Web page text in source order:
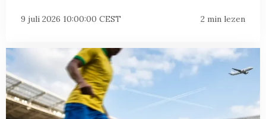
9 juli 2026 10:00:00 CEST 2 min lezen